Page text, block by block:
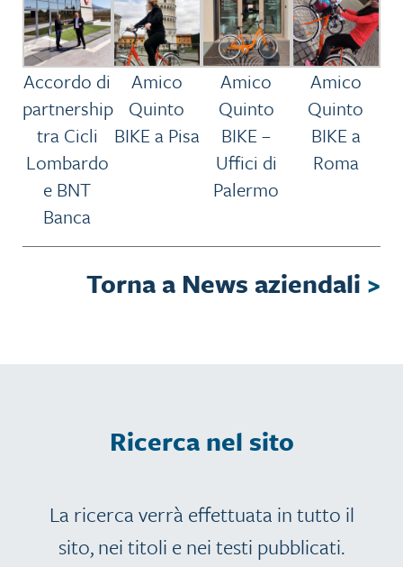
Accordo di
partnership
tra Cicli
Lombardo
e BNT
Banca
Amico
Quinto
BIKE a Pisa
Amico
Quinto
BIKE –
Uffici di
Palermo
Amico
Quinto
BIKE a
Roma
Torna a News aziendali >
Ricerca nel sito
La ricerca verrà effettuata in tutto il
sito, nei titoli e nei testi pubblicati.